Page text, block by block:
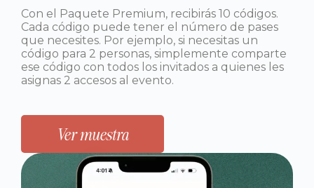
Con el Paquete Premium, recibirás 10 códigos.
Cada código puede tener el número de pases
que necesites. Por ejemplo, si necesitas un
código para 2 personas, simplemente comparte
ese código con todos los invitados a quienes les
asignas 2 accesos al evento.
Ver muestra